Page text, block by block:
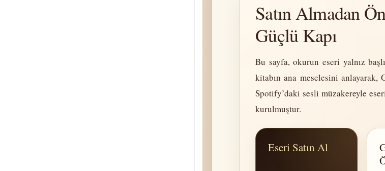
Satın Almadan
Güçlü Kapı
Bu sayfa, okurun eseri yalnız
kitabın ana meselesini
Spotify’daki sesli müzakereyle
kurulmuştur.
Eseri Satın Al